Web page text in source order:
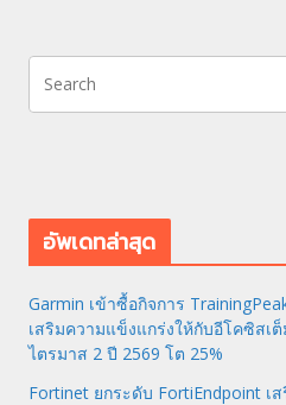
อัพเดทล่าสุด
Garmin เข้าซื้อกิจการ
เสริมความแข็งแกร่งให้กับอีโคซิสเ
ไตรมาส 2 ปี 2569 โต 25%
Fortinet ยกระดับ FortiEndpoint เ